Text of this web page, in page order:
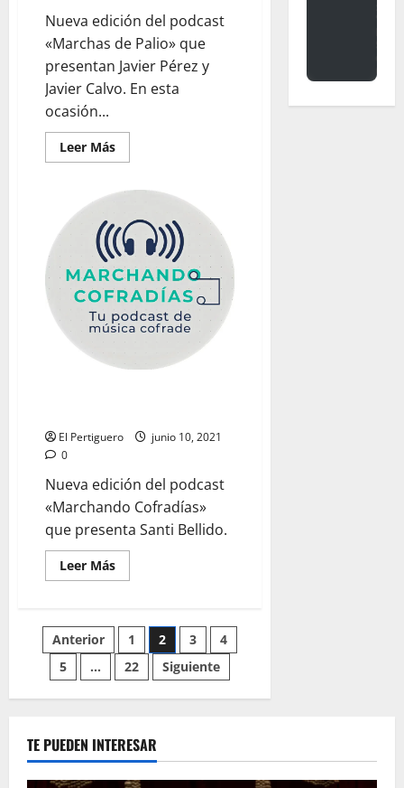
Nueva edición del podcast
«Marchas de Palio» que
presentan Javier Pérez y
Javier Calvo. En esta
ocasión...
Leer MásLeer
más
MARCHAS
PALIO:
«Los
sonidos
en
la
Semana
Santa
de
Sevilla
de
El Pertiguero
junio 10, 2021
0
Nueva edición del podcast
«Marchando Cofradías»
que presenta Santi Bellido.
Leer MásLeer
más
COFRADÍAS-
EPISODIO
20
Paginación
de
Anterior 1 2 3
4
5
… 22 Siguiente
TE PUEDEN INTERESAR